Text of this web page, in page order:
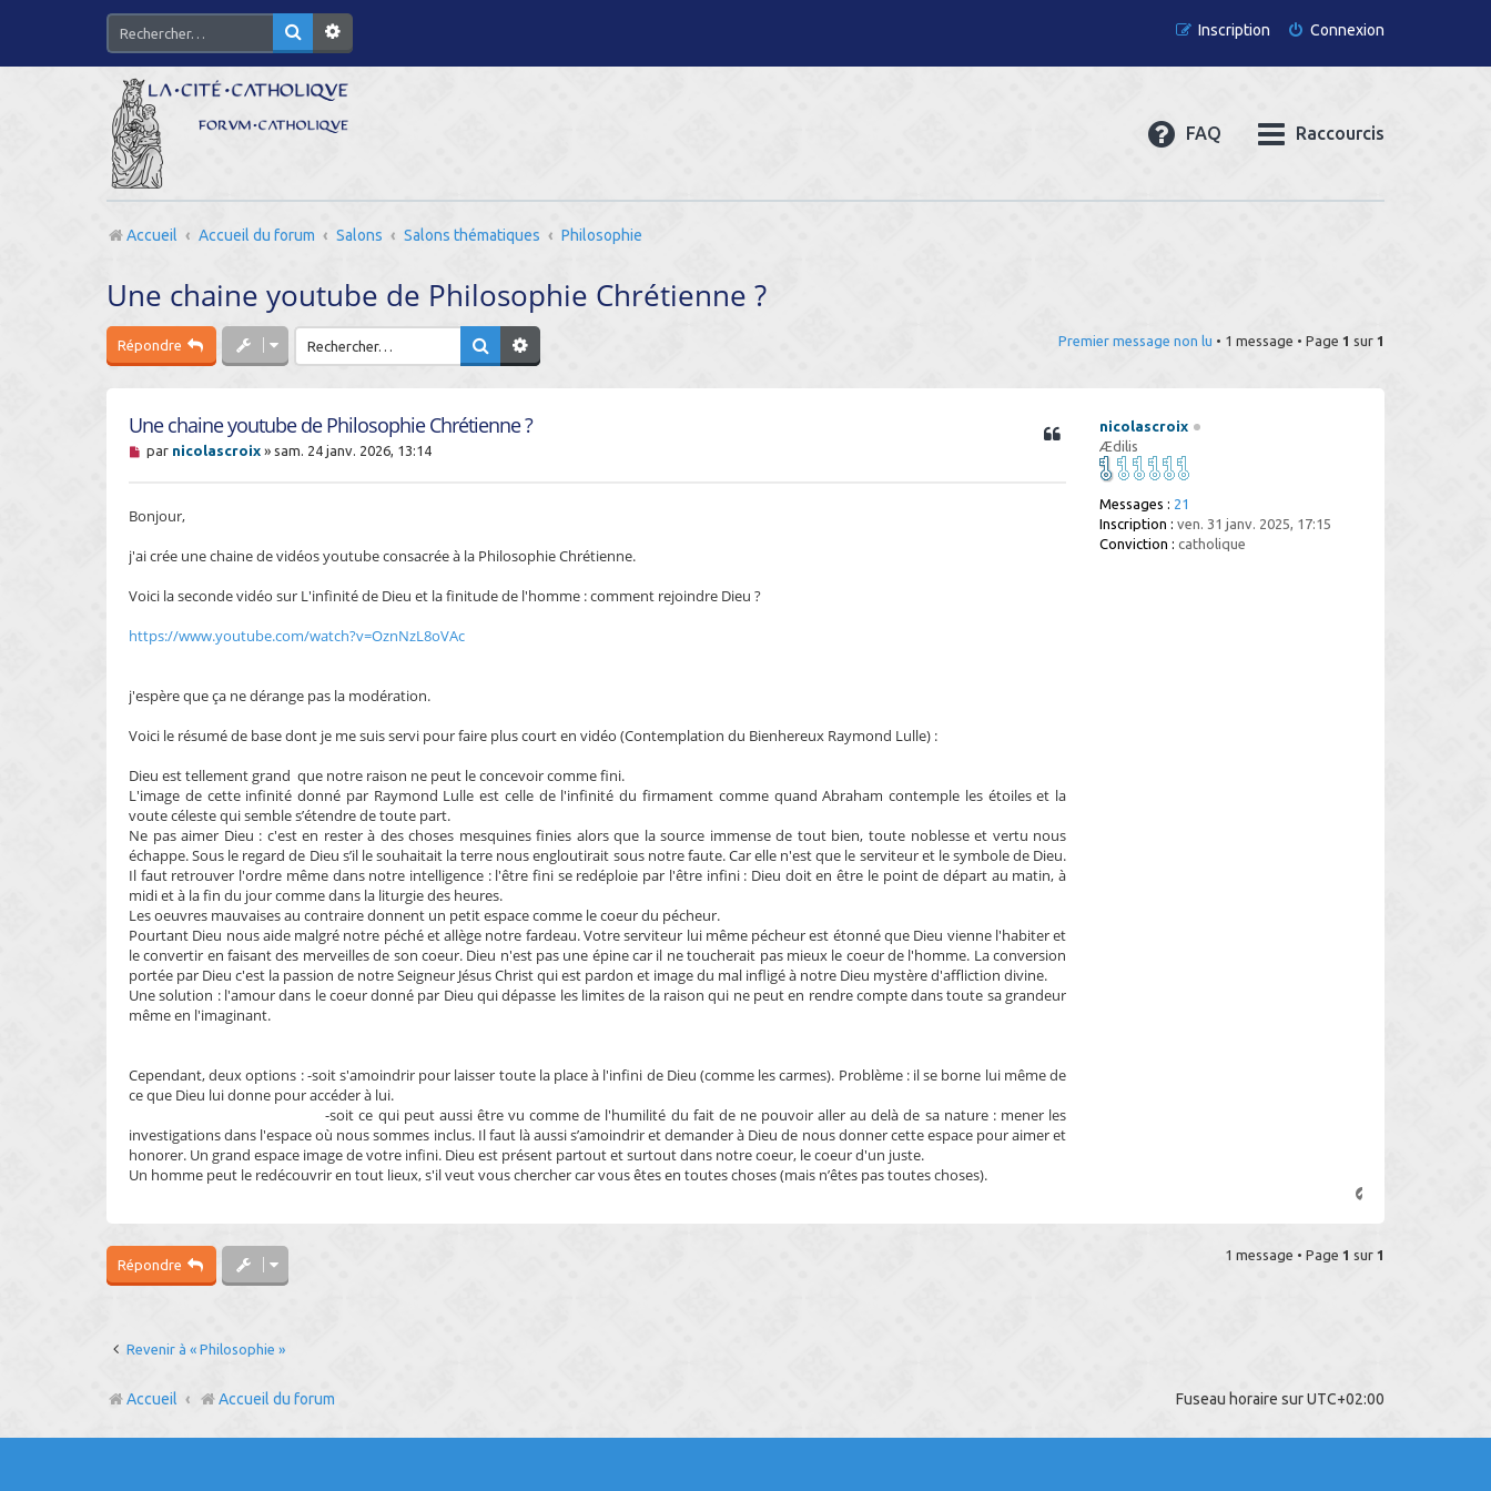
Connexion
Inscription
Raccourcis
FAQ
Accueil Accueil du forum Salons Salons thématiques Philosophie
Une chaine youtube de Philosophie Chrétienne ?
Répondre Premier message non lu • 1 message • Page 1 sur 1
nicolascroix
Ædilis
Messages : 21
Inscription : ven. 31 janv. 2025, 17:15
Conviction : catholique
Une chaine youtube de Philosophie Chrétienne ?
M
a
e
n
n
u
par nicolascroix» sam. 24 janv. 2026, 13:14
Bonjour,
j'ai crée une chaine de vidéos youtube consacrée à la Philosophie Chrétienne.
Voici la seconde vidéo sur L'infinité de Dieu et la finitude de l'homme : comment rejoindre Dieu ?
https://www.youtube.com/watch?v=OznNzL8oVAc
j'espère que ça ne dérange pas la modération.
Voici le résumé de base dont je me suis servi pour faire plus court en vidéo (Contemplation du Bienhereux Raymond Lulle) :
Dieu est tellement grand que notre raison ne peut le concevoir comme fini.
L'image de cette infinité donné par Raymond Lulle est celle de l'infinité du firmament comme quand Abraham contemple les étoiles et la
voute céleste qui semble s’étendre de toute part.
Ne pas aimer Dieu : c'est en rester à des choses mesquines finies alors que la source immense de tout bien, toute noblesse et vertu nous
échappe. Sous le regard de Dieu s’il le souhaitait la terre nous engloutirait sous notre faute. Car elle n'est que le serviteur et le symbole de Dieu.
Il faut retrouver l'ordre même dans notre intelligence : l'être fini se redéploie par l'être infini : Dieu doit en être le point de départ au matin, à
midi et à la fin du jour comme dans la liturgie des heures.
Les oeuvres mauvaises au contraire donnent un petit espace comme le coeur du pécheur.
Pourtant Dieu nous aide malgré notre péché et allège notre fardeau. Votre serviteur lui même pécheur est étonné que Dieu vienne l'habiter et
le convertir en faisant des merveilles de son coeur. Dieu n'est pas une épine car il ne toucherait pas mieux le coeur de l'homme. La conversion
portée par Dieu c'est la passion de notre Seigneur Jésus Christ qui est pardon et image du mal infligé à notre Dieu mystère d'affliction divine.
Une solution : l'amour dans le coeur donné par Dieu qui dépasse les limites de la raison qui ne peut en rendre compte dans toute sa grandeur
même en l'imaginant.
Cependant, deux options : -soit s'amoindrir pour laisser toute la place à l'infini de Dieu (comme les carmes). Problème : il se borne lui même de
ce que Dieu lui donne pour accéder à lui.
-soit ce qui peut aussi être vu comme de l'humilité du fait de ne pouvoir aller au delà de sa nature : mener les
investigations dans l'espace où nous sommes inclus. Il faut là aussi s’amoindrir et demander à Dieu de nous donner cette espace pour aimer et
honorer. Un grand espace image de votre infini. Dieu est présent partout et surtout dans notre coeur, le coeur d'un juste.
Un homme peut le redécouvrir en tout lieux, s'il veut vous chercher car vous êtes en toutes choses (mais n’êtes pas toutes choses).
Répondre
1 message • Page 1 sur 1
Revenir à « Philosophie »
Fuseau horaire surUTC+02:00
Accueil Accueil du forum